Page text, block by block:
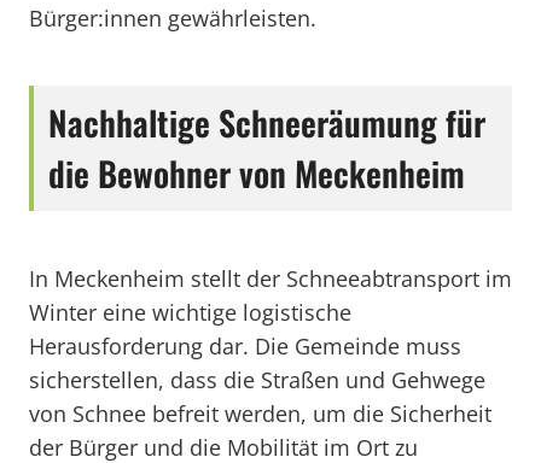
Bürger:innen gewährleisten.
Nachhaltige Schneeräumung für
die Bewohner von Meckenheim
In Meckenheim stellt der Schneeabtransport im
Winter eine wichtige logistische
Herausforderung dar. Die Gemeinde muss
sicherstellen, dass die Straßen und Gehwege
von Schnee befreit werden, um die Sicherheit
der Bürger und die Mobilität im Ort zu